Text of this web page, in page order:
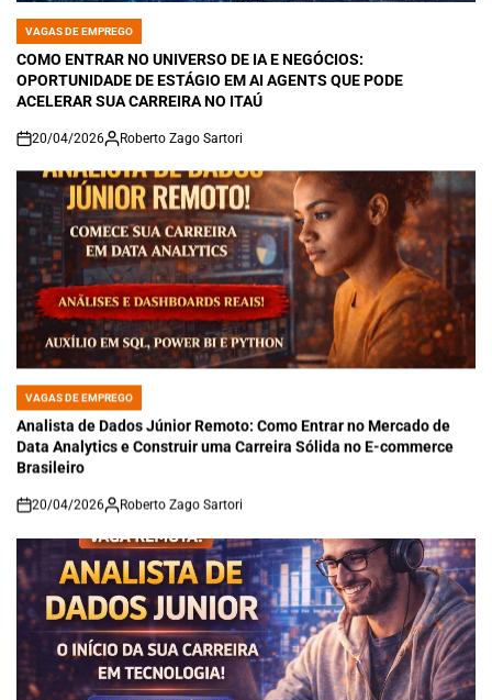
POSTED
IN
VAGAS DE EMPREGO
COMO ENTRAR NO UNIVERSO DE IA E NEGÓCIOS:
OPORTUNIDADE DE ESTÁGIO EM AI AGENTS QUE PODE
ACELERAR SUA CARREIRA NO ITAÚ
on
20/04/2026 Roberto Zago Sartori
POSTED
IN
VAGAS DE EMPREGO
Analista de Dados Júnior Remoto: Como Entrar no Mercado de
Data Analytics e Construir uma Carreira Sólida no E-commerce
Brasileiro
on
20/04/2026 Roberto Zago Sartori